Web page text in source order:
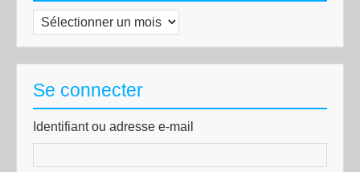
Archives
Se connecter
Identifiant ou adresse e-mail